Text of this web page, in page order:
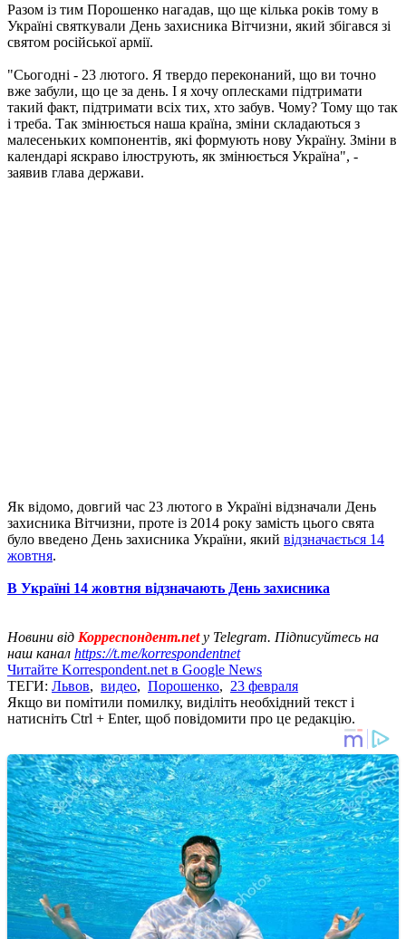
Разом із тим Порошенко нагадав, що ще кілька років тому в
Україні святкували День захисника Вітчизни, який збігався зі
святом російської армії.
"Сьогодні - 23 лютого. Я твердо переконаний, що ви точно
вже забули, що це за день. І я хочу оплесками підтримати
такий факт, підтримати всіх тих, хто забув. Чому? Тому що так
і треба. Так змінюється наша країна, зміни складаються з
малесеньких компонентів, які формують нову Україну. Зміни в
календарі яскраво ілюструють, як змінюється Україна", -
заявив глава держави.
Як відомо, довгий час 23 лютого в Україні відзначали День
захисника Вітчизни, проте із 2014 року замість цього свята
було введено День захисника України, який відзначається 14
жовтня.
В Україні 14 жовтня відзначають День захисника
Новини від Корреспондент.netу Telegram. Підписуйтесь на
наш канал https://t.me/korrespondentnet
Читайте Korrespondent.net в Google News
ТЕГИ: Львов, видео, Порошенко, 23 февраля
Якщо ви помітили помилку, виділіть необхідний текст і
натисніть Ctrl + Enter, щоб повідомити про це редакцію.